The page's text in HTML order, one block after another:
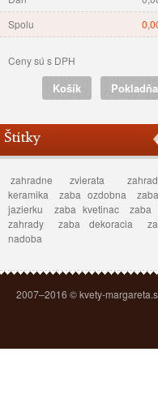
Spolu
Ceny sú s DPH
Pokladňa
Košík
Štítky
zahradne zvierata
keramika
zaba ozdobna
jazierku
zaba kvetinac
zaba
zahrady
zaba dekoracia
nadoba
2007–2016 © kvety-